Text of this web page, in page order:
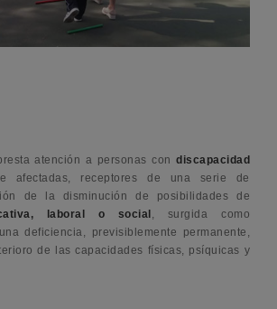
atención a personas condiscapacidad
afectadas, receptores de una serie de
de la disminución de posibilidades de
laboral o social , surgida como
deficiencia, previsiblemente permanente,
de las capacidades físicas, psíquicas y